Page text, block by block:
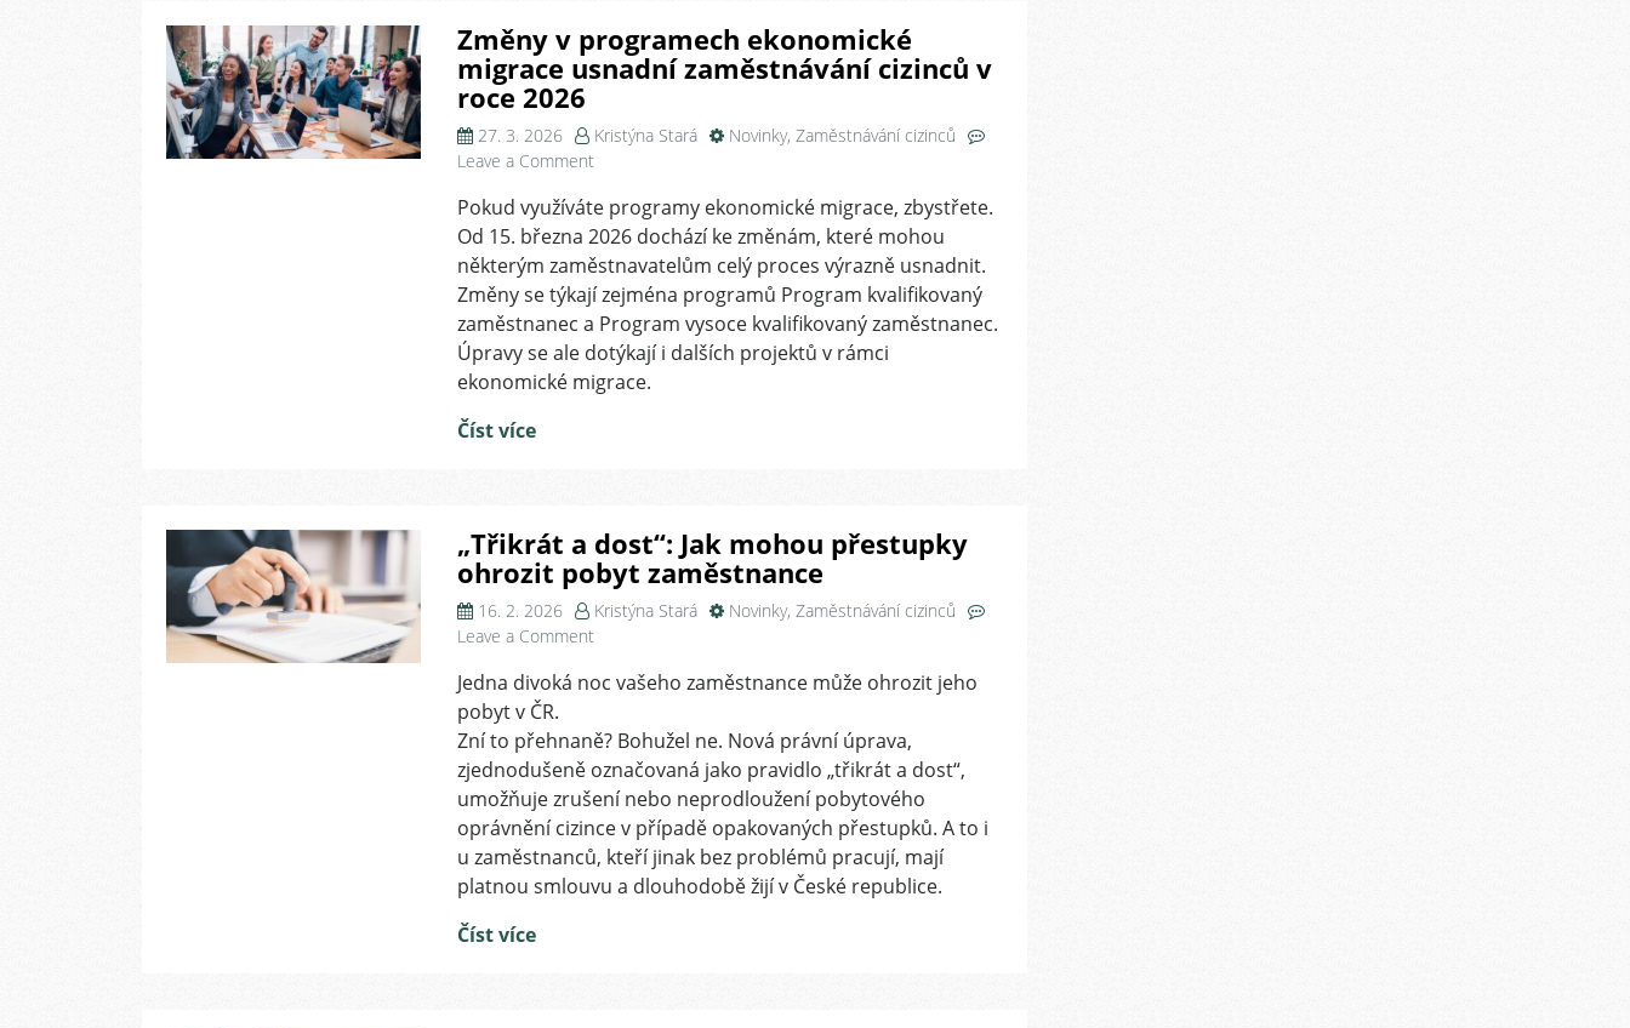
Změny v programech ekonomické
migrace usnadní zaměstnávání cizinců v
roce 2026
27. 3. 2026 Kristýna Stará Novinky, Zaměstnávání cizinců
Leave a Commenton
v
programech
ekonomické
migrace
usnadní
zaměstnávání
cizinců
v
Pokud využíváte programy ekonomické migrace, zbystřete.
Od 15. března 2026 dochází ke změnám, které mohou
některým zaměstnavatelům celý proces výrazně usnadnit.
Změny se týkají zejména programů Program kvalifikovaný
zaměstnanec a Program vysoce kvalifikovaný zaměstnanec.
Úpravy se ale dotýkají i dalších projektů v rámci
ekonomické migrace.
Číst více
„Třikrát a dost“: Jak mohou přestupky
ohrozit pobyt zaměstnance
16. 2. 2026 Kristýna Stará Novinky, Zaměstnávání cizinců
Leave a Commenton
a
Jak
mohou
přestupky
ohrozit
pobyt
zaměstnance
Jedna divoká noc vašeho zaměstnance může ohrozit jeho
pobyt v ČR.
Zní to přehnaně? Bohužel ne. Nová právní úprava,
zjednodušeně označovaná jako pravidlo „třikrát a dost“,
umožňuje zrušení nebo neprodloužení pobytového
oprávnění cizince v případě opakovaných přestupků. A to i
u zaměstnanců, kteří jinak bez problémů pracují, mají
platnou smlouvu a dlouhodobě žijí v České republice.
Číst více